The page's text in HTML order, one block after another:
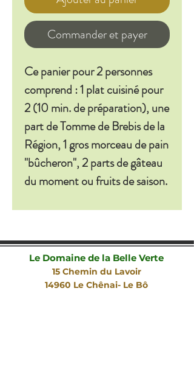
Commander et payer
Ce panier pour 2 personnes
comprend : 1 plat cuisiné pour
2 (10 min. de préparation), une
part de Tomme de Brebis de la
Région, 1 gros morceau de pain
"bûcheron", 2 parts de gâteau
du moment ou fruits de saison.
Le Domaine de la Belle Verte
15 Chemin du Lavoir
14960 Le Chênai- Le Bô